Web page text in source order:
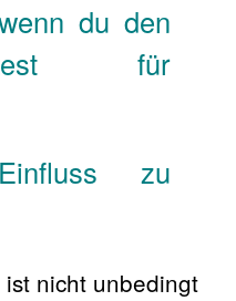
du den
für
zu
nicht unbedingt